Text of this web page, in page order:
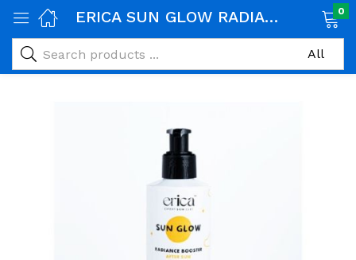
alimentaires)
ERICA SUN GLOW RADIANCE BOOSTER LAIT BOOSTER BRONZAGE 250ML 0